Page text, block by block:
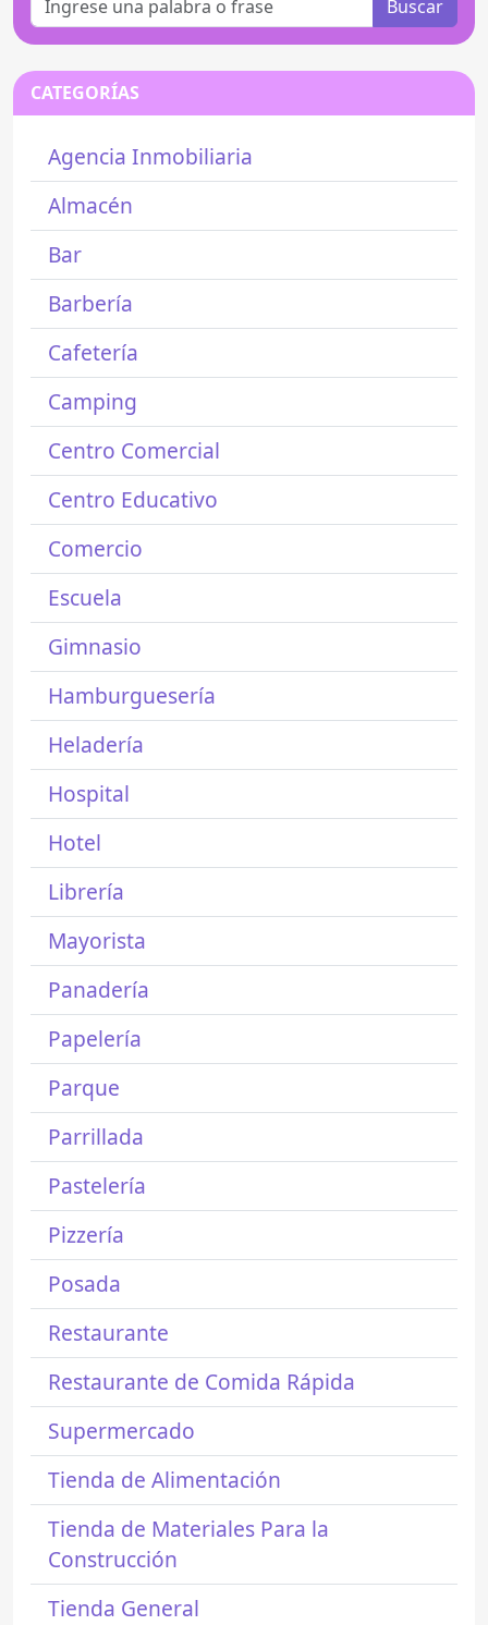
Buscar
CATEGORÍAS
Agencia Inmobiliaria
Almacén
Bar
Barbería
Cafetería
Camping
Centro Comercial
Centro Educativo
Comercio
Escuela
Gimnasio
Hamburguesería
Heladería
Hospital
Hotel
Librería
Mayorista
Panadería
Papelería
Parque
Parrillada
Pastelería
Pizzería
Posada
Restaurante
Restaurante de Comida Rápida
Supermercado
Tienda de Alimentación
Tienda de Materiales Para la
Construcción
Tienda General